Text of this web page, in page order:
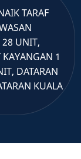
TARAF
28 UNIT,
1
DATARAN
KUALA